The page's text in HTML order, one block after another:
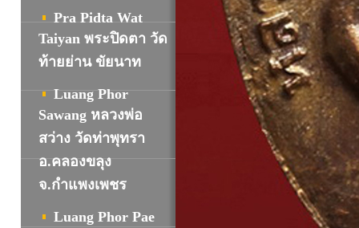
Pra Pidta Wat
Taiyan พระปิดตา วัด
ท้ายย่าน ขัยนาท
Luang Phor
Sawang หลวงพ่อ
สว่าง วัดท่าพุทรา
อ.คลองขลุง
จ.กำแพงเพชร
Luang Phor Pae